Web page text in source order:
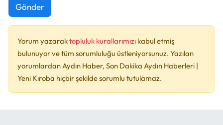
Gönder
Yorum yazaraktopluluk kurallarımızı kabul etmiş
bulunuyor ve tüm sorumluluğu üstleniyorsunuz. Yazılan
yorumlardan Aydın Haber, Son Dakika Aydın Haberleri |
Yeni Kıroba hiçbir şekilde sorumlu tutulamaz.